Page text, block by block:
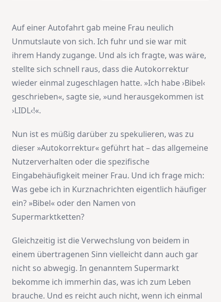
Auf einer Autofahrt gab meine Frau neulich
Unmutslaute von sich. Ich fuhr und sie war mit
ihrem Handy zugange. Und als ich fragte, was wäre,
stellte sich schnell raus, dass die Autokorrektur
wieder einmal zugeschlagen hatte. »Ich habe ›Bibel‹
geschrieben«, sagte sie, »und herausgekommen ist
›LIDL‹!«.
Nun ist es müßig darüber zu spekulieren, was zu
dieser »Autokorrektur« geführt hat – das allgemeine
Nutzerverhalten oder die spezifische
Eingabehäufigkeit meiner Frau. Und ich frage mich:
Was gebe ich in Kurznachrichten eigentlich häufiger
ein? »Bibel« oder den Namen von
Supermarktketten?
Gleichzeitig ist die Verwechslung von beidem in
einem übertragenen Sinn vielleicht dann auch gar
nicht so abwegig. In genanntem Supermarkt
bekomme ich immerhin das, was ich zum Leben
brauche. Und es reicht auch nicht, wenn ich einmal